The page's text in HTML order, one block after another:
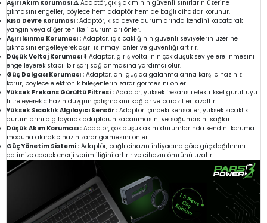
Aşırı Akım Koruması ⚠️Adaptör, çıkış akımının güvenli sınırların üzerine
çıkmasını engeller, böylece hem adaptör hem de bağlı cihazlar korunur.
Kısa Devre Koruması :Adaptör, kısa devre durumlarında kendini kapatarak
yangın veya diğer tehlikeli durumları önler.
Aşırı Isınma Koruması : Adaptör, iç sıcaklığının güvenli seviyelerin üzerine
çıkmasını engelleyerek aşırı ısınmayı önler ve güvenliği artırır.
Düşük Voltaj Koruması ⬇️ Adaptör, giriş voltajının çok düşük seviyelere inmesini
engelleyerek stabil bir şarj sağlanmasına yardımcı olur.
Güç Dalgası Koruması : Adaptör, ani güç dalgalanmalarına karşı cihazınızı
korur, böylece elektronik bileşenlerin zarar görmesini önler.
Yüksek Frekans Gürültü Filtresi : Adaptör, yüksek frekanslı elektriksel gürültüyü
filtreleyerek cihazın düzgün çalışmasını sağlar ve parazitleri azaltır.
Yüksek Sıcaklık Algılayıcı Sensör : Adaptör içindeki sensörler, yüksek sıcaklık
durumlarını algılayarak adaptörün kapanmasını ve soğumasını sağlar.
Düşük Akım Koruması : Adaptör, çok düşük akım durumlarında kendini koruma
moduna alarak cihazın zarar görmesini önler.
Güç Yönetim Sistemi : Adaptör, bağlı cihazın ihtiyacına göre güç dağılımını
optimize ederek enerji verimliliğini artırır ve cihazın ömrünü uzatır.